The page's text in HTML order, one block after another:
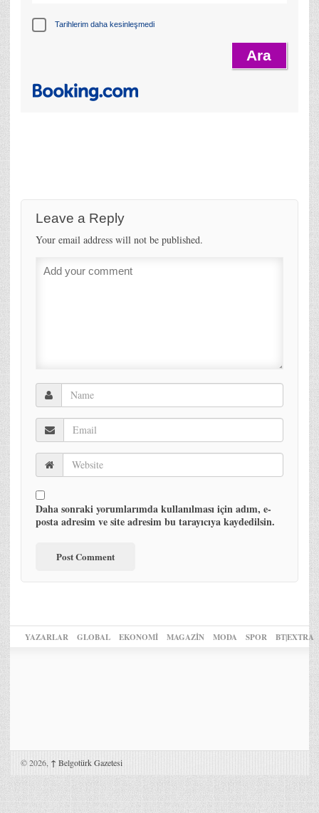
Tarihlerim daha kesinleşmedi
Leave a Reply
Your email address will not be published.
Daha sonraki yorumlarımda kullanılması için adım, e-
posta adresim ve site adresim bu tarayıcıya kaydedilsin.
YAZARLAR GLOBAL EKONOMİ MAGAZİN MODA SPOR BT|EXTRA
© 2026, ↑ Belgotürk Gazetesi